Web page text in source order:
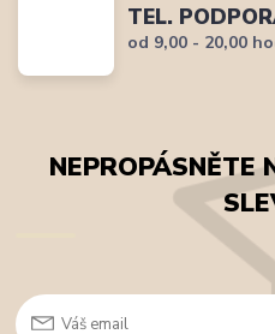
TEL.
od 9,00 - 20,00
NEPROPÁSNĚTE